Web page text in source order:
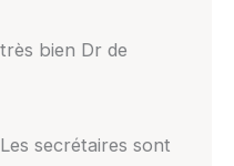
bien Dr de
secrétaires sont